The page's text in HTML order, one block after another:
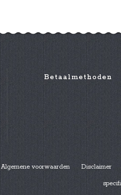
Betaalmethoden
Algemene voorwaarden Disclaimer